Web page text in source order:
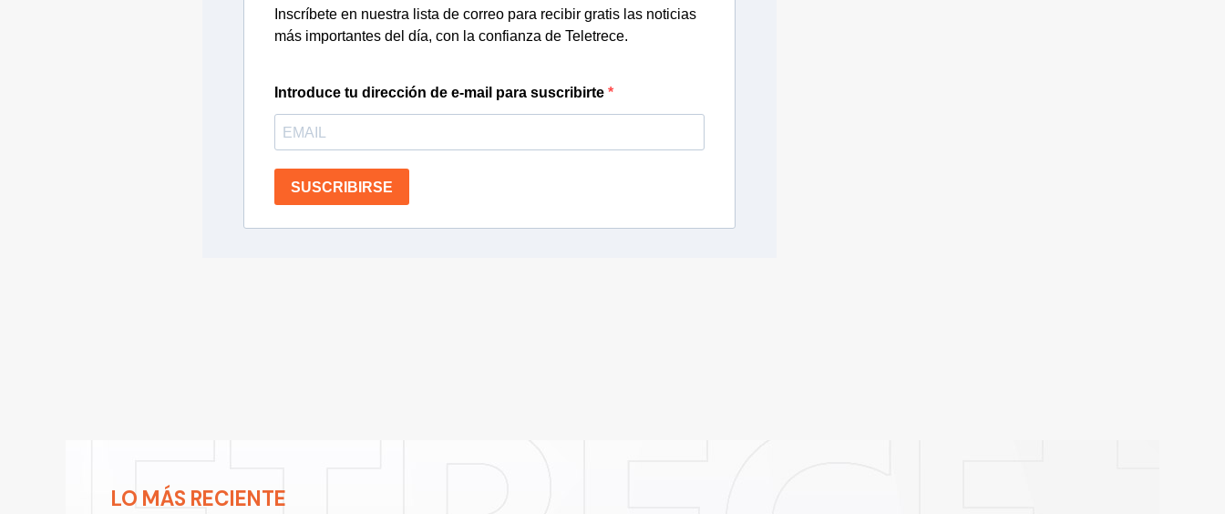
Inscríbete en nuestra lista de correo para recibir gratis las noticias
más importantes del día, con la confianza de Teletrece.
Introduce tu dirección de e-mail para suscribirte
SUSCRIBIRSE
LO MÁS RECIENTE